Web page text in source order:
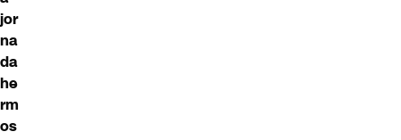
jor
na
da
he
rm
os